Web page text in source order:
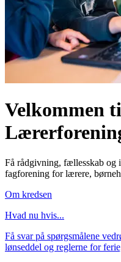
Velkommen
Få rådgivning, fællesskab og
fagforening for lærere,
Om kredsen
Hvad nu hvis...
Få svar på spørgsmålene
lønseddel og reglerne for